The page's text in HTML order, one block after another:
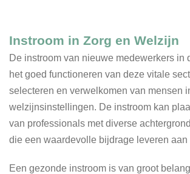
Instroom in Zorg en Welzijn
De instroom van nieuwe medewerkers
het goed functioneren van deze vitale
selecteren en verwelkomen van mensen
welzijnsinstellingen. De instroom kan
van professionals met diverse
die een waardevolle bijdrage leveren aan
Een gezonde instroom is van groot